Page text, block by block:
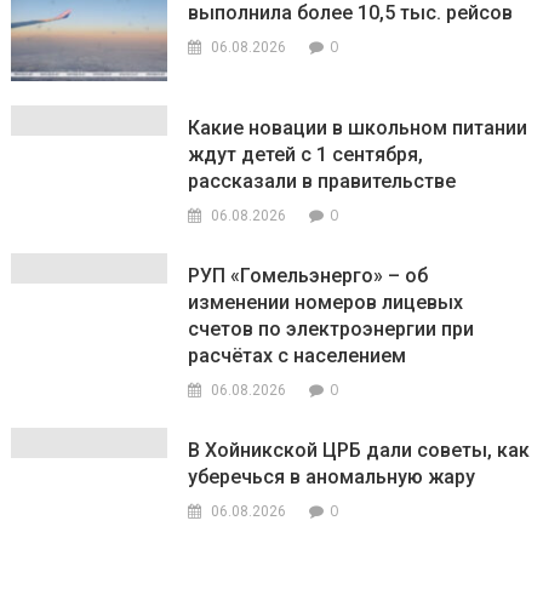
выполнила более 10,5 тыс. рейсов
06.08.2026 0
Какие новации в школьном питании
ждут детей с 1 сентября,
рассказали в правительстве
06.08.2026 0
РУП «Гомельэнерго» – об
изменении номеров лицевых
счетов по электроэнергии при
расчётах с населением
06.08.2026 0
В Хойникской ЦРБ дали советы, как
уберечься в аномальную жару
06.08.2026 0